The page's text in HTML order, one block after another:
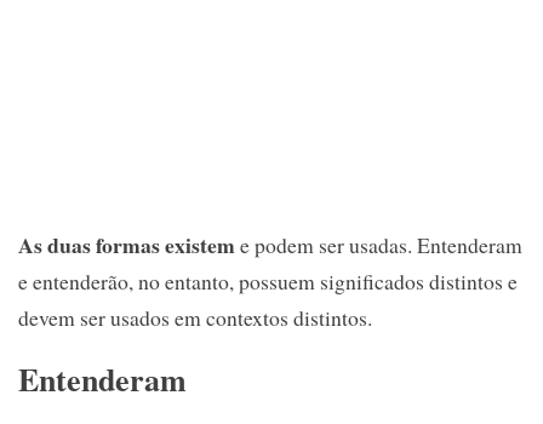
As duas formas existeme podem ser usadas. Entenderam
e entenderão, no entanto, possuem significados distintos e
devem ser usados em contextos distintos.
Entenderam